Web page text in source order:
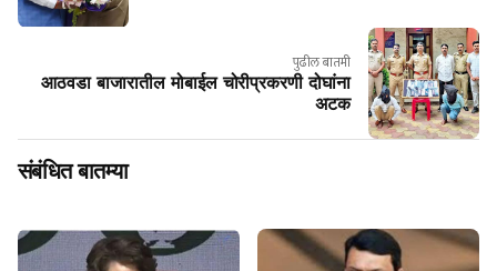
पुढील बातमी
आठवडा बाजारातील मोबाईल चोरीप्रकरणी दोघांना
अटक
संबंधित बातम्या